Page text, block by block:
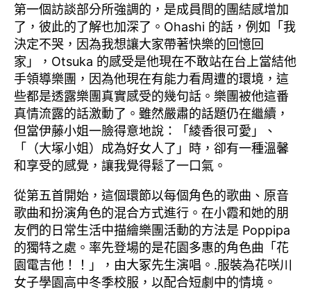
第一個訪談部分所強調的，是成員間的團結感增加
了，彼此的了解也加深了。Ohashi 的話，例如「我
決定不哭，因為我想讓大家帶著快樂的回憶回
家」，Otsuka 的感受是他現在不敢站在台上當結他
手領導樂團，因為他現在有能力看周遭的環境，這
些都是透露樂團真實感受的幾句話。樂團被他這番
真情流露的話激動了。雖然嚴肅的話題仍在繼續，
但當伊藤小姐一臉得意地說：「綾香很可愛」、
「（大塚小姐）成為好女人了」時，卻有一種溫馨
和享受的感覺，讓我覺得鬆了一口氣。
從第五首開始，這個環節以每個角色的歌曲、原音
歌曲和扮演角色的混合方式進行。在小霞和她的朋
友們的日常生活中描繪樂團活動的方法是 Poppipa
的獨特之處。率先登場的是花園多惠的角色曲「花
園電吉他！！」，由大冢先生演唱。.服裝為花咲川
女子學園高中冬季校服，以配合短劇中的情境。